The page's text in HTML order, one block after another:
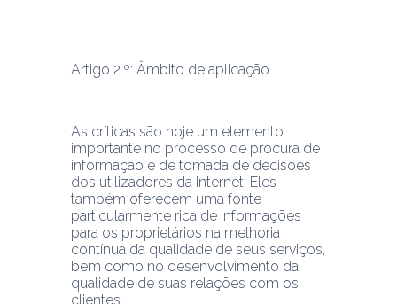
Artigo 2.º: Âmbito de aplicação
As críticas são hoje um elemento
importante no processo de procura de
informação e de tomada de decisões
dos utilizadores da Internet. Eles
também oferecem uma fonte
particularmente rica de informações
para os proprietários na melhoria
contínua da qualidade de seus serviços,
bem como no desenvolvimento da
qualidade de suas relações com os
clientes.